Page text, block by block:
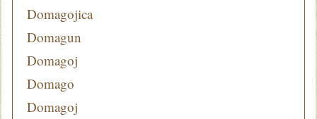
Domagojica
Domagun
Domagoj
Domago
Domagoj